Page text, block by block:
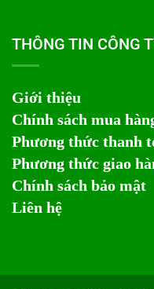
THÔNG TIN CÔNG
Giới thiệu
Chính sách mua
Phương thức thanh
Phương thức giao
Chính sách bảo mật
Liên hệ